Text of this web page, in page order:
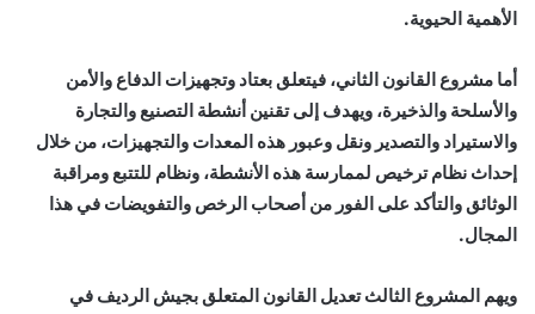
الأهمية الحيوية.
أما مشروع القانون الثاني، فيتعلق بعتاد وتجهيزات الدفاع والأمن
والأسلحة والذخيرة، ويهدف إلى تقنين أنشطة التصنيع والتجارة
والاستيراد والتصدير ونقل وعبور هذه المعدات والتجهيزات، من خلال
إحداث نظام ترخيص لممارسة هذه الأنشطة، ونظام للتتبع ومراقبة
الوثائق والتأكد على الفور من أصحاب الرخص والتفويضات في هذا
المجال.
ويهم المشروع الثالث تعديل القانون المتعلق بجيش الرديف في